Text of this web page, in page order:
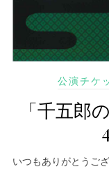
公演チケ
「千五郎
いつもありがとうご